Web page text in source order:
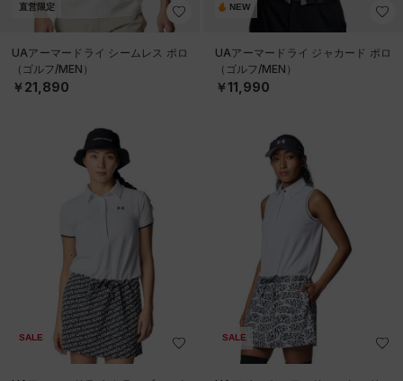
直営限定
UAアーマードライ シームレス ポロ
（ゴルフ/MEN）
￥21,890
NEW
UAアーマードライ ジャカード ポロ
（ゴルフ/MEN）
￥11,990
SALE SALE